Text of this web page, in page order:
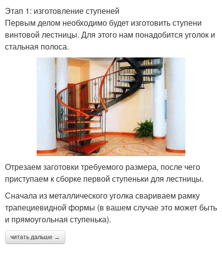
Этап 1: изготовление ступеней
Первым делом необходимо будет изготовить ступени
винтовой лестницы. Для этого нам понадобится уголок и
стальная полоса.
Отрезаем заготовки требуемого размера, после чего
приступаем к сборке первой ступеньки для лестницы.
Сначала из металлического уголка свариваем рамку
трапециевидной формы (в вашем случае это может быть
и прямоугольная ступенька).
читать дальше →